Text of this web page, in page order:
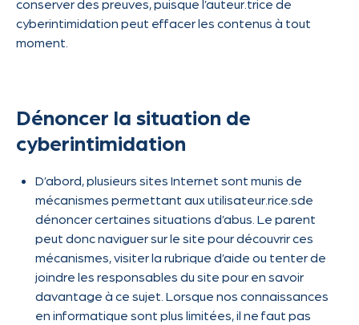
conserver des preuves, puisque l’auteur.trice de
cyberintimidation peut effacer les contenus à tout
moment.
Dénoncer la situation de
cyberintimidation
D’abord, plusieurs sites Internet sont munis de
mécanismes permettant aux utilisateur.rice.sde
dénoncer certaines situations d’abus. Le parent
peut donc naviguer sur le site pour découvrir ces
mécanismes, visiter la rubrique d’aide ou tenter de
joindre les responsables du site pour en savoir
davantage à ce sujet. Lorsque nos connaissances
en informatique sont plus limitées, il ne faut pas